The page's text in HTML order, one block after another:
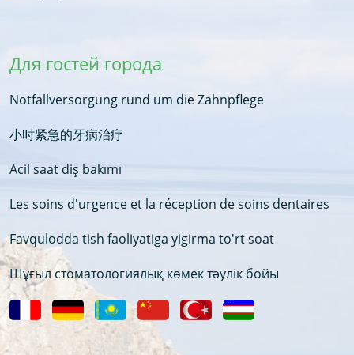
Для гостей города
Notfallversorgung rund um die Zahnpflege
小时紧急的牙病治疗
Acil saat diş bakımı
Les soins d'urgence et la réception de soins dentaires
Favqulodda tish faoliyatiga yigirma to'rt soat
Шұғыл стоматологиялық көмек тәулік бойы